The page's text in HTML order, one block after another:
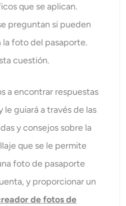
la cabeza con IA
que se aplican.
preguntan si pueden
la foto del pasaporte.
cuestión.
a encontrar respuestas
le guiará a través de las
y consejos sobre la
que se le permite
foto de pasaporte
y proporcionar un
de fotos de